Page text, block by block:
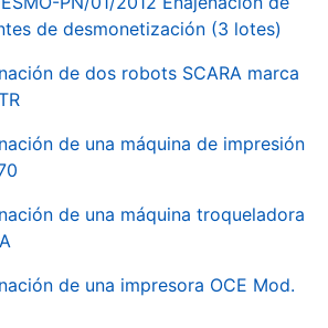
de desmonetización (3 lotes)
de dos robots SCARA marca
de una máquina de impresión
de una máquina troqueladora
de una impresora OCE Mod.